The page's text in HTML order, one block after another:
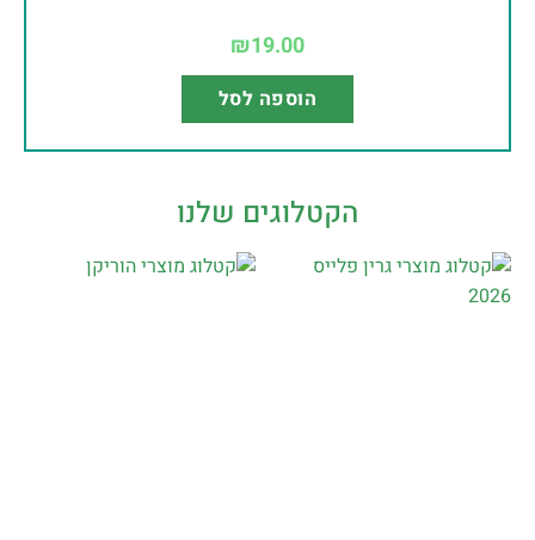
₪19.00
הוספה לסל
הקטלוגים שלנו